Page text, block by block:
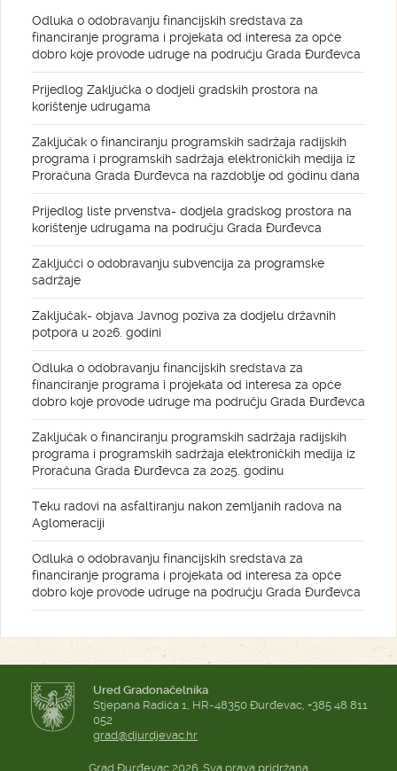
Odluka o odobravanju financijskih sredstava za
financiranje programa i projekata od interesa za opće
dobro koje provode udruge na području Grada Đurđevca
Prijedlog Zaključka o dodjeli gradskih prostora na
korištenje udrugama
Zaključak o financiranju programskih sadržaja radijskih
programa i programskih sadržaja elektroničkih medija iz
Proračuna Grada Đurđevca na razdoblje od godinu dana
Prijedlog liste prvenstva- dodjela gradskog prostora na
korištenje udrugama na području Grada Đurđevca
Zaključci o odobravanju subvencija za programske
sadržaje
Zaključak- objava Javnog poziva za dodjelu državnih
potpora u 2026. godini
Odluka o odobravanju financijskih sredstava za
financiranje programa i projekata od interesa za opće
dobro koje provode udruge ma području Grada Đurđevca
Zaključak o financiranju programskih sadržaja radijskih
programa i programskih sadržaja elektroničkih medija iz
Proračuna Grada Đurđevca za 2025. godinu
Teku radovi na asfaltiranju nakon zemljanih radova na
Aglomeraciji
Odluka o odobravanju financijskih sredstava za
financiranje programa i projekata od interesa za opće
dobro koje provode udruge na području Grada Đurđevca
Ured Gradonačelnika
Stjepana Radića 1, HR-48350 Đurđevac, +385 48 811
052
grad@djurdjevac.hr
Grad Đurđevac 2026. Sva prava pridržana